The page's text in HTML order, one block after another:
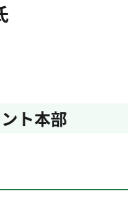
ト本部